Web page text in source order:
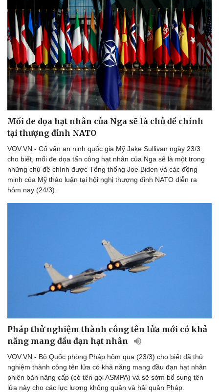
Sức khỏe
Phòng mạch online
Ăn sạch sống khỏe
Mối đe dọa hạt nhân của Nga sẽ là chủ đề chính
tại thượng đỉnh NATO
VOV.VN - Cố vấn an ninh quốc gia Mỹ Jake Sullivan ngày 23/3
cho biết, mối đe dọa tấn công hạt nhân của Nga sẽ là một trong
những chủ đề chính được Tổng thống Joe Biden và các đồng
minh của Mỹ thảo luận tại hội nghị thượng đỉnh NATO diễn ra
hôm nay (24/3).
Pháp thử nghiệm thành công tên lửa mới có khả
năng mang đầu đạn hạt nhân
VOV.VN - Bộ Quốc phòng Pháp hôm qua (23/3) cho biết đã thử
nghiệm thành công tên lửa có khả năng mang đầu đạn hạt nhân
phiên bản nâng cấp (có tên gọi ASMPA) và sẽ sớm bổ sung tên
lửa này cho các lực lượng không quân và hải quân Pháp.